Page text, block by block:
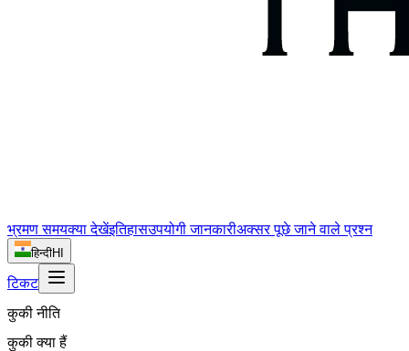
भ्रमण समयक्या देखेंइतिहासउपयोगी जानकारीअक्सर पूछे जाने वाले प्रश्न
हिन्दीHI
टिकट
कुकी नीति
कुकी क्या हैं